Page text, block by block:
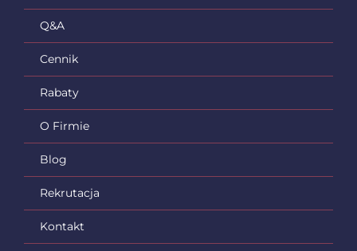
Q&A
Cennik
Rabaty
O Firmie
Blog
Rekrutacja
Kontakt